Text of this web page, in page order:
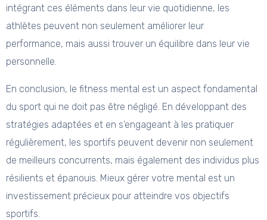
intégrant ces éléments dans leur vie quotidienne, les
athlètes peuvent non seulement améliorer leur
performance, mais aussi trouver un équilibre dans leur vie
personnelle.
En conclusion, le fitness mental est un aspect fondamental
du sport qui ne doit pas être négligé. En développant des
stratégies adaptées et en s’engageant à les pratiquer
régulièrement, les sportifs peuvent devenir non seulement
de meilleurs concurrents, mais également des individus plus
résilients et épanouis. Mieux gérer votre mental est un
investissement précieux pour atteindre vos objectifs
sportifs.